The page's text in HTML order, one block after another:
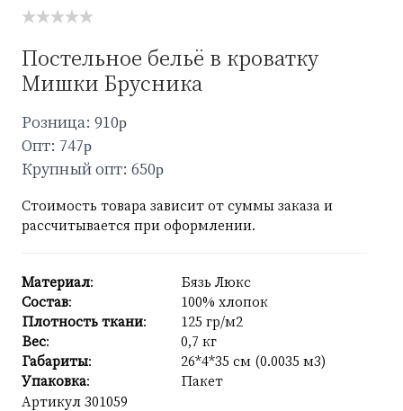
Постельное бельё в кроватку
Мишки Брусника
Розница: 910p
Опт: 747p
Крупный опт: 650p
Стоимость товара зависит от суммы заказа и
рассчитывается при оформлении.
Материал:
Бязь Люкс
Состав:
100% хлопок
Плотность ткани:
125 гр/м2
Вес:
0,7 кг
Габариты:
26*4*35 см (0.0035 м3)
Упаковка:
Пакет
Артикул 301059